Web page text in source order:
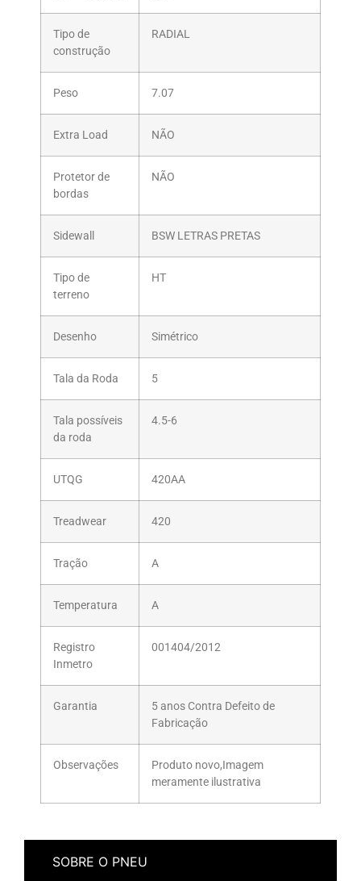
SOBRE O PNEU
Tipo de
construção
RADIAL
Peso 7.07
Extra Load NÃO
Protetor de
bordas
NÃO
Sidewall BSW LETRAS PRETAS
Tipo de
terreno
HT
Desenho Simétrico
Tala da Roda 5
Tala possíveis
da roda
4.5-6
UTQG 420AA
Treadwear 420
Tração A
Temperatura A
Registro
Inmetro
001404/2012
Garantia
5 anos Contra Defeito de
Fabricação
Observações
Produto novo,Imagem
meramente ilustrativa